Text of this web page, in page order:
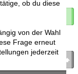
ob du diese
von der Wahl
Frage erneut
jederzeit